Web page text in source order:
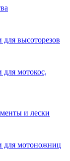
высоторезов
мотокос,
и лески
для мотоножниц